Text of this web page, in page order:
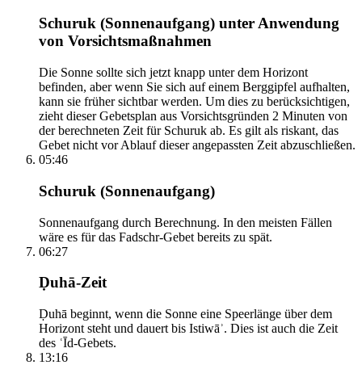
Schuruk (Sonnenaufgang) unter Anwendung
von Vorsichtsmaßnahmen
Die Sonne sollte sich jetzt knapp unter dem Horizont
befinden, aber wenn Sie sich auf einem Berggipfel aufhalten,
kann sie früher sichtbar werden. Um dies zu berücksichtigen,
zieht dieser Gebetsplan aus Vorsichtsgründen 2 Minuten von
der berechneten Zeit für Schuruk ab. Es gilt als riskant, das
Gebet nicht vor Ablauf dieser angepassten Zeit abzuschließen.
05:46
Schuruk (Sonnenaufgang)
Sonnenaufgang durch Berechnung. In den meisten Fällen
wäre es für das Fadschr-Gebet bereits zu spät.
06:27
Ḍuhā-Zeit
Ḍuhā beginnt, wenn die Sonne eine Speerlänge über dem
Horizont steht und dauert bis Istiwāʾ. Dies ist auch die Zeit
des ʿĪd-Gebets.
13:16